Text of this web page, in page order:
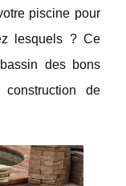
piscine pour
lesquels ? Ce
des bons
de